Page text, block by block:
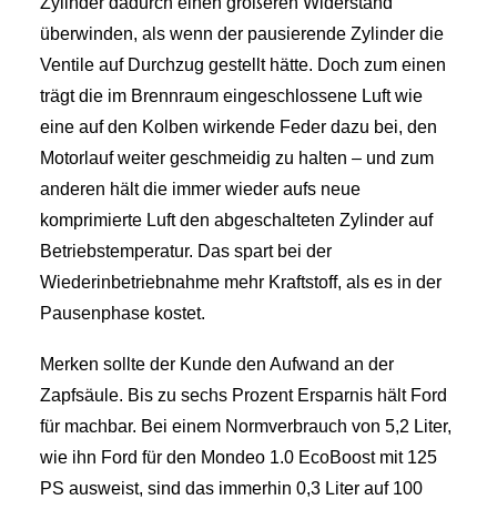
überwinden, als wenn der pausierende Zylinder die
Ventile auf Durchzug gestellt hätte. Doch zum einen
trägt die im Brennraum eingeschlossene Luft wie
eine auf den Kolben wirkende Feder dazu bei, den
Motorlauf weiter geschmeidig zu halten – und zum
anderen hält die immer wieder aufs neue
komprimierte Luft den abgeschalteten Zylinder auf
Betriebstemperatur. Das spart bei der
Wiederinbetriebnahme mehr Kraftstoff, als es in der
Pausenphase kostet.
Merken sollte der Kunde den Aufwand an der
Zapfsäule. Bis zu sechs Prozent Ersparnis hält Ford
für machbar. Bei einem Normverbrauch von 5,2 Liter,
wie ihn Ford für den Mondeo 1.0 EcoBoost mit 125
PS ausweist, sind das immerhin 0,3 Liter auf 100